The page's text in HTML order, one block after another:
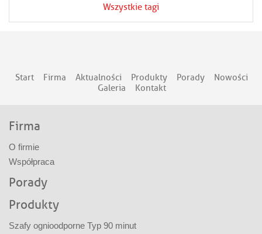
Wszystkie tagi
Start Firma Aktualności Produkty Porady
Nowości
Galeria
Kontakt
Firma
O firmie
Współpraca
Porady
Produkty
Szafy ognioodporne Typ 90 minut